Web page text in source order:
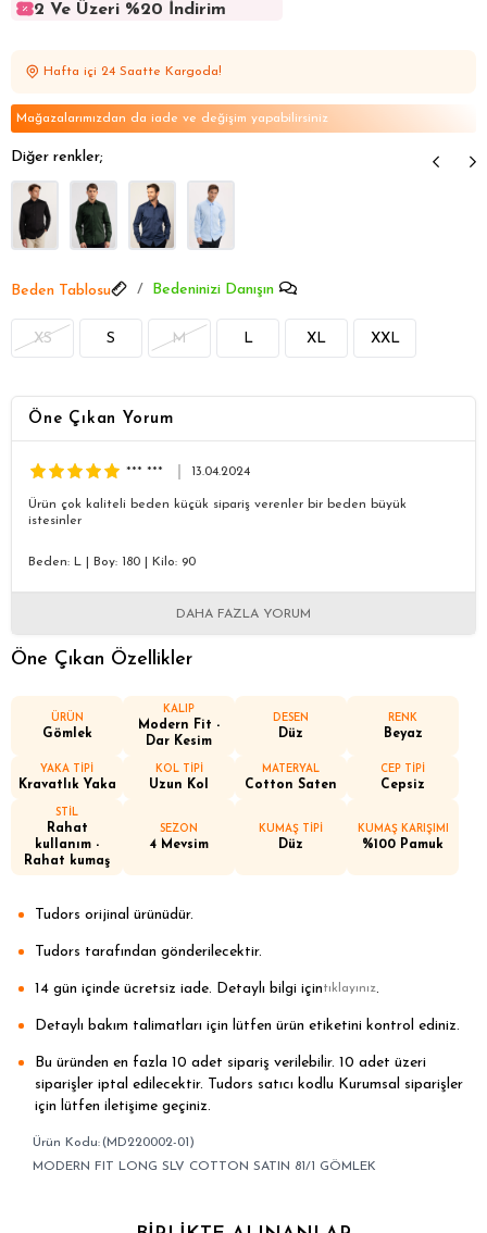
2 Ve Üzeri %20 İndirim
2 Ve Üzeri %20 İndirim
Hafta içi 24 Saatte Kargoda!
Mağazalarımızdan da iade ve değişim yapabilirsiniz
Diğer renkler;
Beden Tablosu Bedeninizi Danışın
XS S M L XL XXL
Öne Çıkan Yorum
*** *** 13.04.2024
Ürün çok kaliteli beden küçük sipariş verenler bir beden büyük
istesinler
Beden: L Boy: 180 Kilo: 90
DAHA FAZLA YORUM
Öne Çıkan Özellikler
ÜRÜN
Gömlek
KALIP
Modern Fit -
Dar Kesim
DESEN
Düz
RENK
Beyaz
YAKA TİPİ
Kravatlık Yaka
KOL TİPİ
Uzun Kol
MATERYAL
Cotton Saten
CEP TİPİ
Cepsiz
STİL
Rahat
kullanım -
Rahat kumaş
SEZON
4 Mevsim
KUMAŞ TİPİ
Düz
KUMAŞ KARIŞIMI
%100 Pamuk
Tudors orijinal ürünüdür.
Tudors tarafından gönderilecektir.
14 gün içinde ücretsiz iade. Detaylı bilgi içintıklayınız.
Detaylı bakım talimatları için lütfen ürün etiketini kontrol ediniz.
Bu üründen en fazla 10 adet sipariş verilebilir. 10 adet üzeri
siparişler iptal edilecektir. Tudors satıcı kodlu Kurumsal siparişler
için lütfen iletişime geçiniz.
(MD220002-01)
MODERN FIT LONG SLV COTTON SATIN 81/1 GÖMLEK